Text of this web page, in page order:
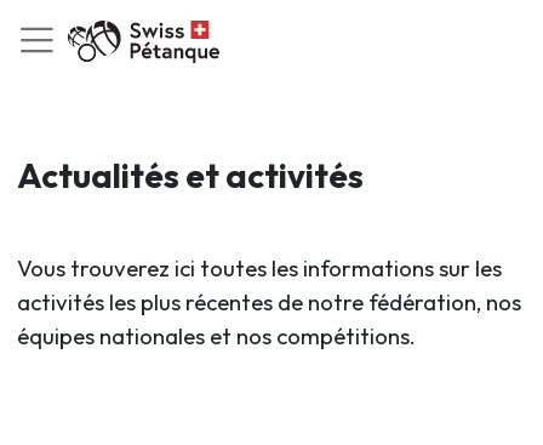
Actualités et activités
Vous trouverez ici toutes les informations sur les
activités les plus récentes de notre fédération, nos
équipes nationales et nos compétitions.